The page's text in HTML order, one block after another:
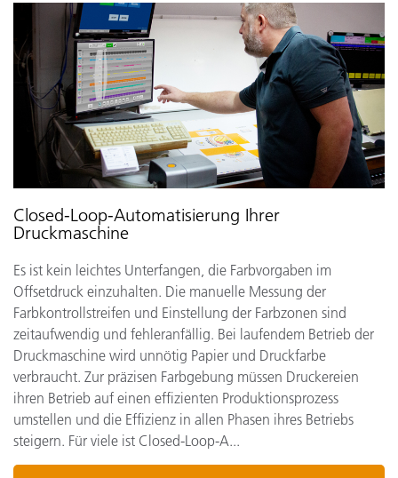
Closed-Loop-Automatisierung Ihrer
Druckmaschine
Es ist kein leichtes Unterfangen, die Farbvorgaben im
Offsetdruck einzuhalten. Die manuelle Messung der
Farbkontrollstreifen und Einstellung der Farbzonen sind
zeitaufwendig und fehleranfällig. Bei laufendem Betrieb der
Druckmaschine wird unnötig Papier und Druckfarbe
verbraucht. Zur präzisen Farbgebung müssen Druckereien
ihren Betrieb auf einen effizienten Produktionsprozess
umstellen und die Effizienz in allen Phasen ihres Betriebs
steigern. Für viele ist Closed-Loop-A...